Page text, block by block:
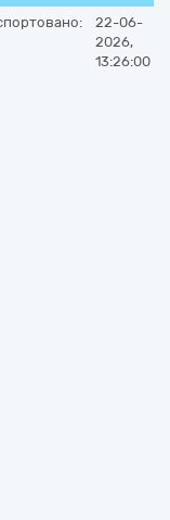
22-06-
2026,
13:26:00